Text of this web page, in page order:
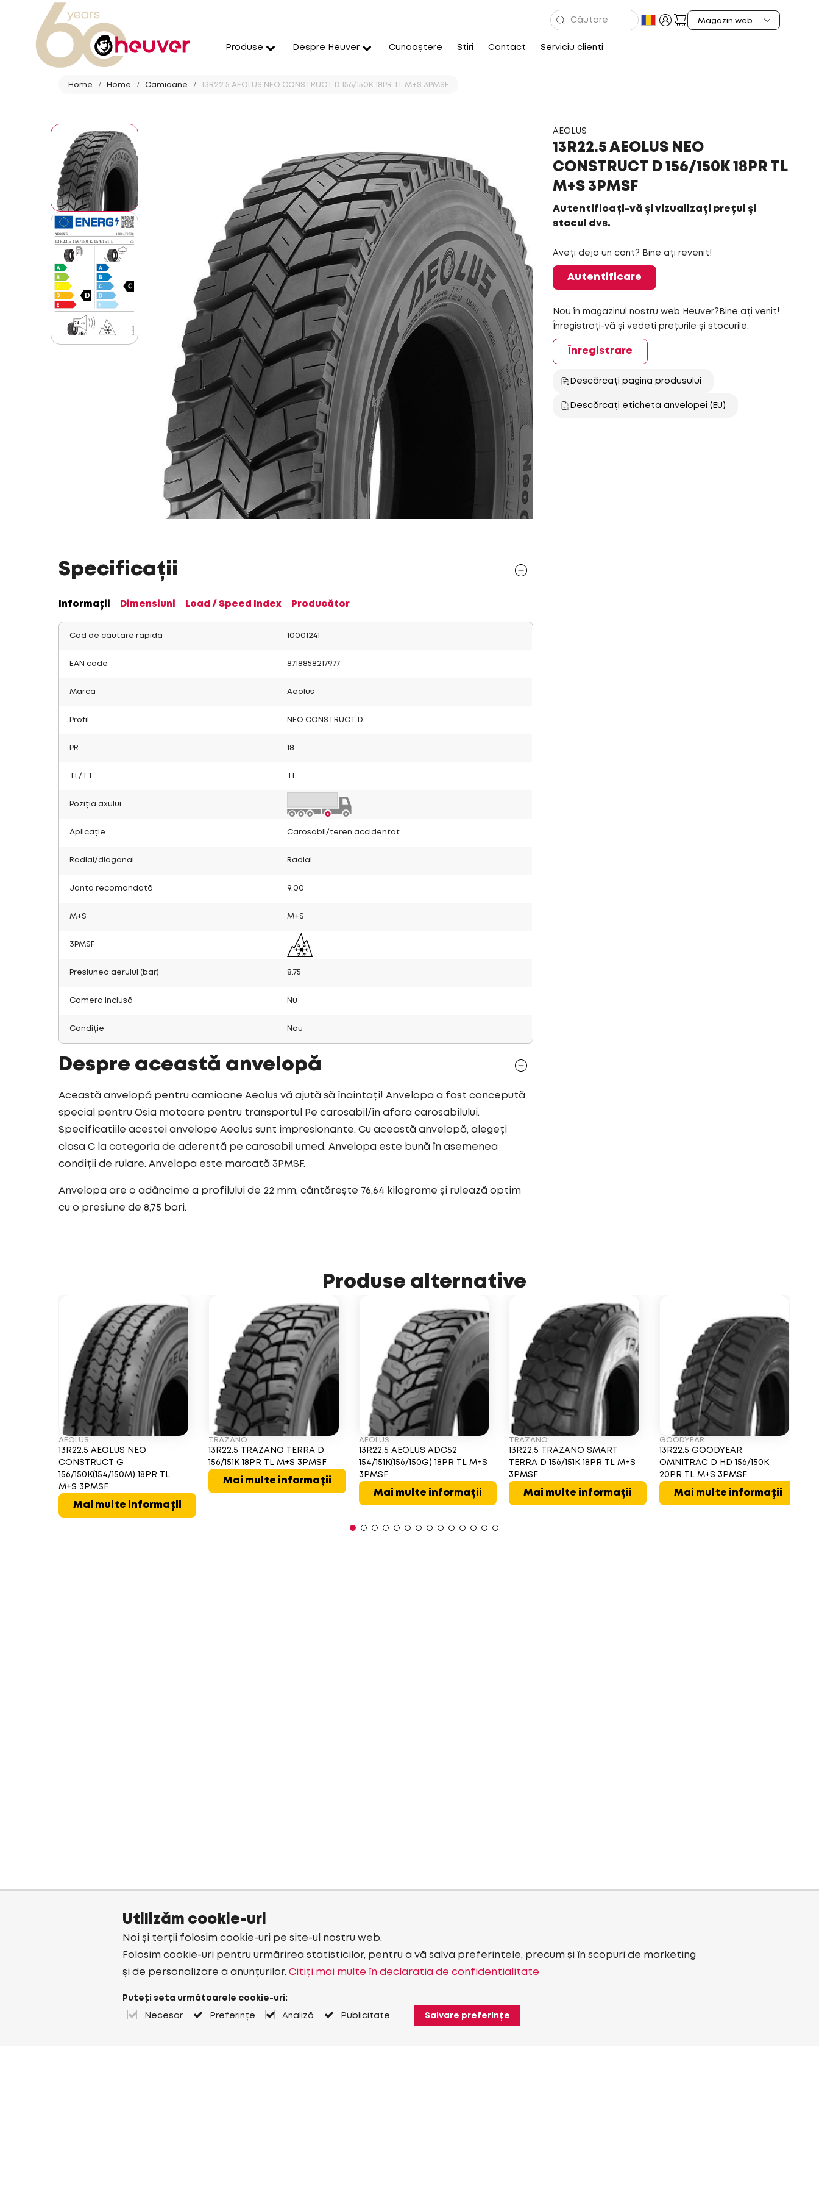
Produse Despre Heuver Cunoaștere Stiri Contact Serviciu clienți
Home Home Camioane 13R22.5 AEOLUS NEO CONSTRUCT D 156/150K 18PR TL M+S 3PMSF
AEOLUS
13R22.5 AEOLUS NEO
CONSTRUCT D 156/150K 18PR TL
M+S 3PMSF
Autentificați-vă și vizualizați prețul și
stocul dvs.
Aveți deja un cont? Bine ați revenit!
Autentificare
Nou în magazinul nostru web Heuver?Bine ați venit!
Înregistrați-vă și vedeți prețurile și stocurile.
Înregistrare
Descărcați pagina produsului
Descărcați eticheta anvelopei (EU)
Specificații
Informații Dimensiuni Load / Speed Index Producător
Cod de căutare rapidă 10001241
EAN code 8718858217977
Marcă Aeolus
Profil NEO CONSTRUCT D
PR 18
TL/TT
Poziția axului
Aplicație Carosabil/teren accidentat
Radial/diagonal Radial
Janta recomandată 9.00
M+S M+S
3PMSF
Presiunea aerului (bar) 8.75
Camera inclusă Nu
Condiție Nou
Despre această anvelopă
Această anvelopă pentru camioane Aeolus vă ajută să înaintați! Anvelopa a fost concepută
special pentru Osia motoare pentru transportul Pe carosabil/în afara carosabilului.
Specificațiile acestei anvelope Aeolus sunt impresionante. Cu această anvelopă, alegeți
clasa C la categoria de aderență pe carosabil umed. Anvelopa este bună în asemenea
condiții de rulare. Anvelopa este marcată 3PMSF.
Anvelopa are o adâncime a profilului de 22 mm, cântărește 76,64 kilograme și rulează optim
cu o presiune de 8,75 bari.
Produse alternative
AEOLUS
13R22.5 AEOLUS NEO
CONSTRUCT G
156/150K(154/150M) 18PR TL
M+S 3PMSF
Mai multe informații
TRAZANO
13R22.5 TRAZANO TERRA D
156/151K 18PR TL M+S 3PMSF
Mai multe informații
AEOLUS
13R22.5 AEOLUS ADC52
154/151K(156/150G) 18PR TL M+S
3PMSF
Mai multe informații
TRAZANO
13R22.5 TRAZANO SMART
TERRA D 156/151K 18PR TL M+S
3PMSF
Mai multe informații
GOODYEAR
13R22.5 GOODYEAR
OMNITRAC D HD 156/150K
20PR TL M+S 3PMSF
Mai multe informații
Utilizăm cookie-uri
Noi și terții folosim cookie-uri pe site-ul nostru web.
Folosim cookie-uri pentru urmărirea statisticilor, pentru a vă salva preferințele, precum și în scopuri de marketing
și de personalizare a anunțurilor. Citiți mai multe în declarația de confidențialitate
Puteți seta următoarele cookie-uri:
Necesar Preferințe Analiză Publicitate Salvare preferințe